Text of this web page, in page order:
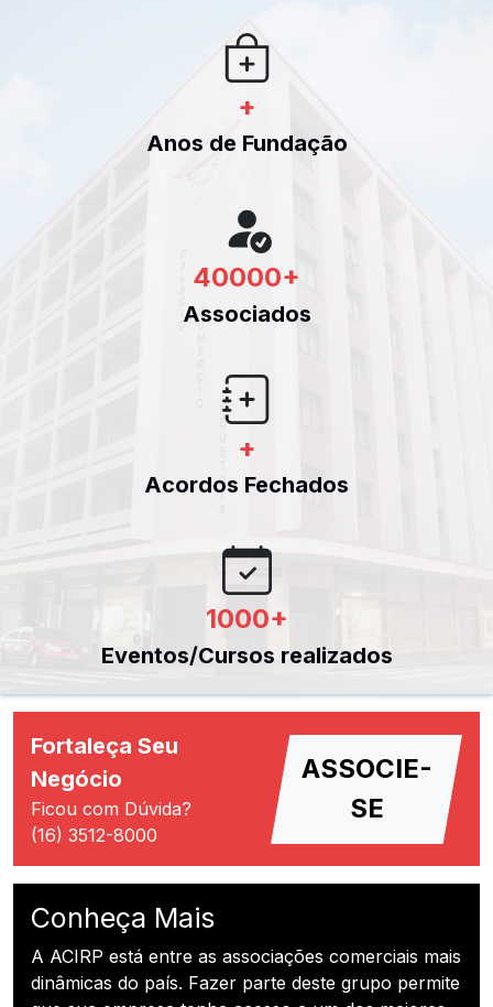
+
Anos de Fundação
40000+
Associados
+
Acordos Fechados
1000+
Eventos/Cursos realizados
Fortaleça Seu
Negócio
Ficou com Dúvida?
(16) 3512-8000
ASSOCIE-
SE
Conheça Mais
A ACIRP está entre as associações comerciais mais
dinâmicas do país. Fazer parte deste grupo permite